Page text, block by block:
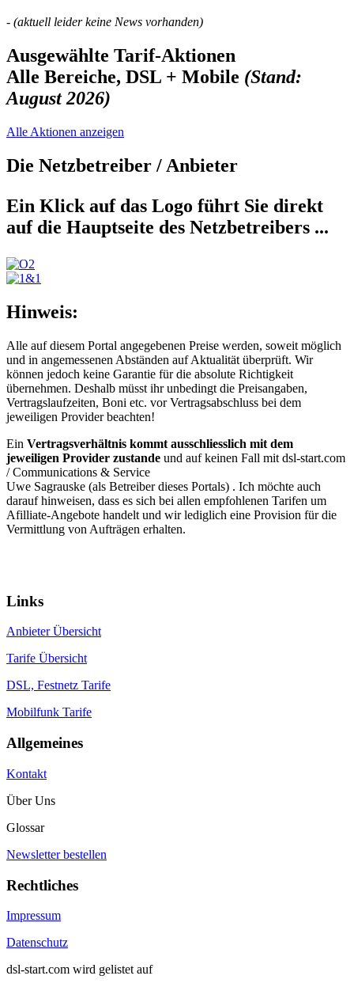
- (aktuell leider keine News vorhanden)
Ausgewählte Tarif-Aktionen
Alle Bereiche, DSL + Mobile (Stand:
August 2026)
Alle Aktionen anzeigen
Die Netzbetreiber / Anbieter
Ein Klick auf das Logo führt Sie direkt
auf die Hauptseite des Netzbetreibers ...
Hinweis:
Alle auf diesem Portal angegebenen Preise werden, soweit möglich
und in angemessenen Abständen auf Aktualität überprüft. Wir
können jedoch keine Garantie für die absolute Richtigkeit
übernehmen. Deshalb müsst ihr unbedingt die Preisangaben,
Vertragslaufzeiten, Boni etc. vor Vertragsabschluss bei dem
jeweiligen Provider beachten!
Ein Vertragsverhältnis kommt ausschliesslich mit dem
jeweiligen Provider zustande und auf keinen Fall mit dsl-start.com
/Communications & Service
Uwe Sagrauske (als Betreiber dieses Portals) . Ich möchte auch
darauf hinweisen, dass es sich bei allen empfohlenen Tarifen um
Afilliate-Angebote handelt und wir lediglich eine Provision für die
Vermittlung von Aufträgen erhalten.
Links
Anbieter Übersicht
Tarife Übersicht
DSL, Festnetz Tarife
Mobilfunk Tarife
Allgemeines
Kontakt
Über Uns
Glossar
Newsletter bestellen
Rechtliches
Impressum
Datenschutz
dsl-start.com wird gelistet auf